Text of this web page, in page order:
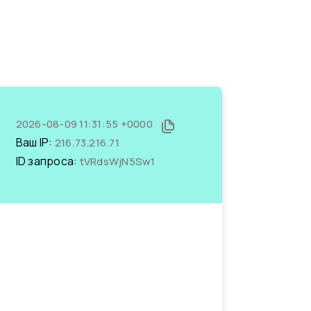
2026-08-09 11:31:55 +0000
Ваш IP: 216.73.216.71
ID запроса: tVRdsWjN5Sw1